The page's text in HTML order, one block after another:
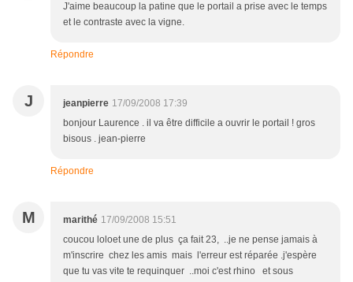
J'aime beaucoup la patine que le portail a prise avec le temps
et le contraste avec la vigne.
Répondre
J jeanpierre 17/09/2008 17:39
bonjour Laurence . il va être difficile a ouvrir le portail ! gros
bisous . jean-pierre
Répondre
M marithé 17/09/2008 15:51
coucou loloet une de plus ça fait 23, ..je ne pense jamais à
m'inscrire chez les amis mais l'erreur est réparée .j'espère
que tu vas vite te requinquer ..moi c'est rhino et sous